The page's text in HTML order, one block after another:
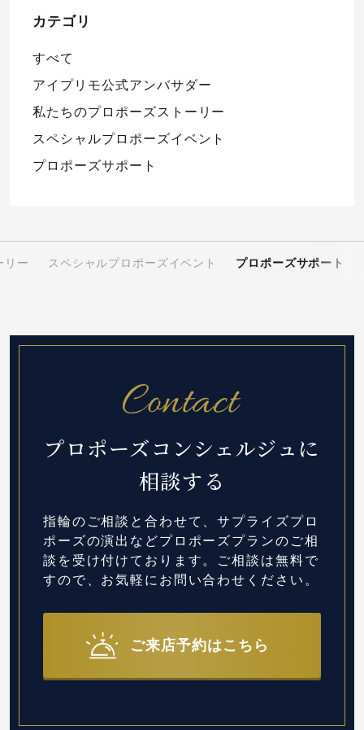
カテゴリ
すべて
アイプリモ公式アンバサダー
私たちのプロポーズストーリー
スペシャルプロポーズイベント
プロポーズサポート
リー スペシャルプロポーズイベント プロポーズサポート
プロポーズコンシェルジュに
相談する
指輪のご相談と合わせて、サプライズプロ
ポーズの演出などプロポーズプランのご相
談を受け付けております。 ご相談は無料で
すので、お気軽にお問い合わせください。
ご来店予約はこちら